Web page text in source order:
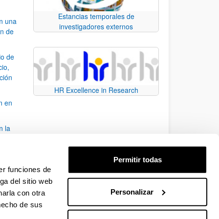
funciones de
del sitio web
con otra
de sus
Permitir todas
Personalizar
una
de
de
en
la
desplazarse.
Estancias temporales de
investigadores externos
HR Excellence in Research